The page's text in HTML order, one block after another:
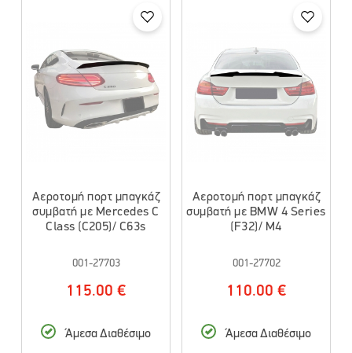
Αεροτομή πορτ μπαγκάζ
συμβατή με Mercedes C
Class (C205)/ C63s
001-27703
115.00 €
Άμεσα Διαθέσιμο
Αεροτομή πορτ μπαγκάζ
συμβατή με BMW 4 Series
(F32)/ M4
001-27702
110.00 €
Άμεσα Διαθέσιμο